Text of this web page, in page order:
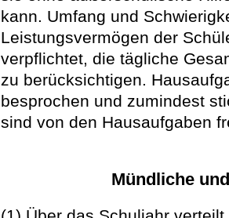
kann. Umfang und
Leistungsvermögen der
verpflichtet, die tägliche
zu berücksichtigen.
besprochen und zumindest
sind von den Hausaufgaben
Mündliche